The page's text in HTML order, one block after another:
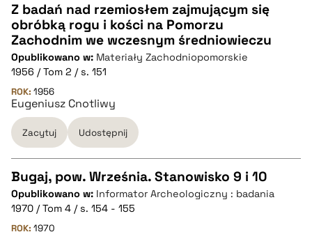
pobierz cytat
CZYSTY TEKST
pobierz cytat
BIBTEX
pobierz cytat
Z badań nad rzemiosłem zajmującym się
obróbką rogu i kości na Pomorzu
Zachodnim we wczesnym średniowieczu
Opublikowano w: Materiały Zachodniopomorskie
1956 / Tom 2 / s. 151
ROK: 1956
Eugeniusz Cnotliwy
Zacytuj Udostępnij
CZYSTY TEKST
Bugaj, pow. Września. Stanowisko 9 i 10
Opublikowano w: Informator Archeologiczny : badania
1970 / Tom 4 / s. 154 - 155
ROK: 1970